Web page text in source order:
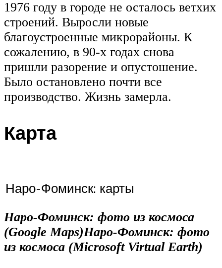
1976 году в городе не осталось ветхих
строений. Выросли новые
благоустроенные микрорайоны. К
сожалению, в 90-х годах снова
пришли разорение и опустошение.
Было остановлено почти все
производство. Жизнь замерла.
Карта
Наро-Фоминск: карты
Наро-Фоминск: фото из космоса
(Google Maps)Наро-Фоминск: фото
из космоса (Microsoft Virtual Earth)